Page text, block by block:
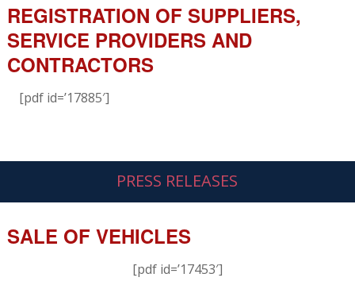
REGISTRATION OF SUPPLIERS,
SERVICE PROVIDERS AND
CONTRACTORS
[pdf id=’17885′]
SALE OF VEHICLES
PRESS RELEASES
[pdf id=’17453′]